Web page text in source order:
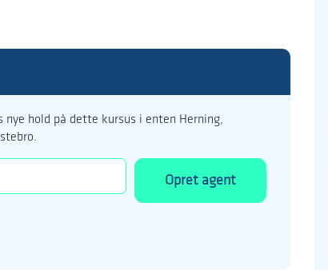
hold på dette kursus i enten Herning,
Opret agent